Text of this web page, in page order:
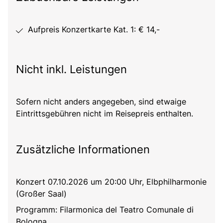
Aufpreis Konzertkarte Kat. 1: € 14,-
Nicht inkl. Leistungen
Sofern nicht anders angegeben, sind etwaige
Eintrittsgebühren nicht im Reisepreis enthalten.
Zusätzliche Informationen
Konzert 07.10.2026 um 20:00 Uhr, Elbphilharmonie
(Großer Saal)
Programm: Filarmonica del Teatro Comunale di